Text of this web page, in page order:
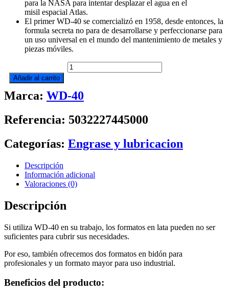
para la NASA para intentar desplazar el agua en el
misil espacial Atlas.
El primer WD-40 se comercializó en 1958, desde entonces, la
formula secreta no para de desarrollarse y perfeccionarse para
un uso universal en el mundo del mantenimiento de metales y
piezas móviles.
LUBRICANTE
5L
WD-
40
Añadir al carrito
Marca: WD-40
Referencia: 5032227445000
Categorías: Engrase y lubricacion
Descripción
Información adicional
Valoraciones (0)
Descripción
Si utiliza WD-40 en su trabajo, los formatos en lata pueden no ser
suficientes para cubrir sus necesidades.
Por eso, también ofrecemos dos formatos en bidón para
profesionales y un formato mayor para uso industrial.
Beneficios del producto: